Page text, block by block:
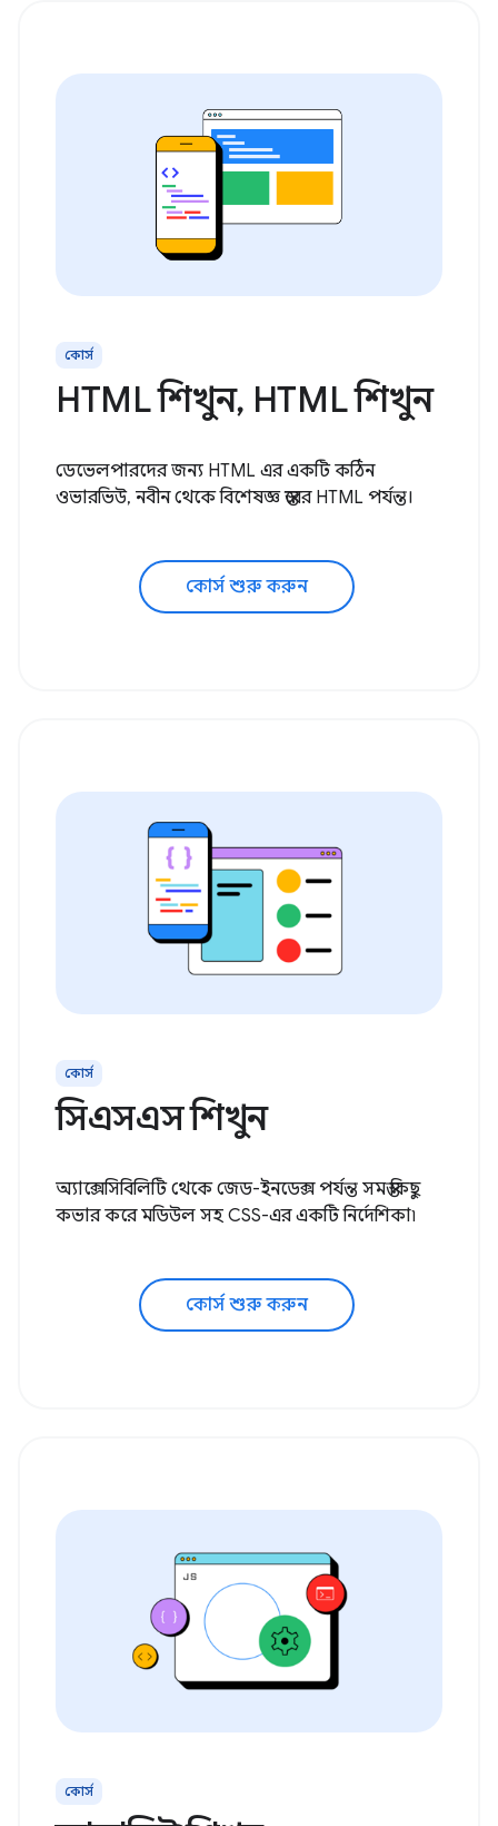
কোর্স
HTML শিখুন, HTML শিখুন
ডেভেলপারদের জন্য HTML এর একটি কঠিন
ওভারভিউ, নবীন থেকে বিশেষজ্ঞ স্তরের HTML পর্যন্ত।
কোর্স শুরু করুন
কোর্স
সিএসএস শিখুন
অ্যাক্সেসিবিলিটি থেকে জেড-ইনডেক্স পর্যন্ত সমস্ত কিছু
কভার করে মডিউল সহ CSS-এর একটি নির্দেশিকা৷
কোর্স শুরু করুন
কোর্স